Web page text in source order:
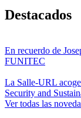
Destacados
En recuerdo de
FUNITEC
La Salle-URL
Security and
Ver todas las